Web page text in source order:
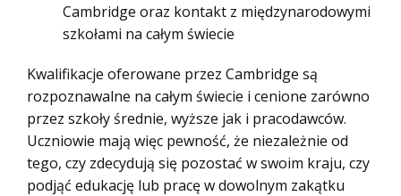
Cambridge oraz kontakt z międzynarodowymi
szkołami na całym świecie
Kwalifikacje oferowane przez Cambridge są
rozpoznawalne na całym świecie i cenione zarówno
przez szkoły średnie, wyższe jak i pracodawców.
Uczniowie mają więc pewność, że niezależnie od
tego, czy zdecydują się pozostać w swoim kraju, czy
podjąć edukację lub pracę w dowolnym zakątku